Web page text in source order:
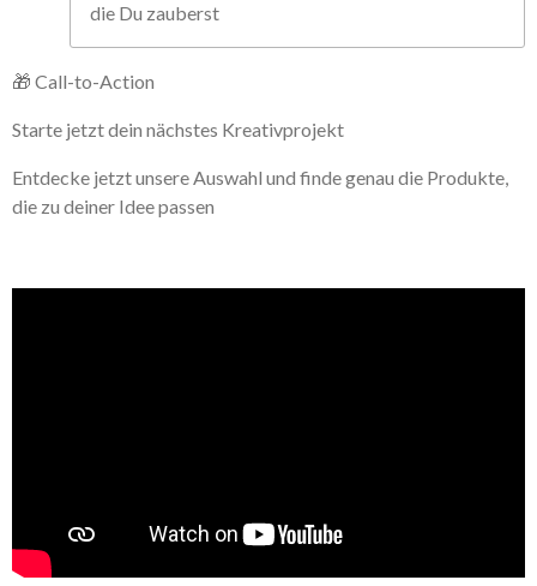
die Du zauberst
🎁 Call-to-Action
Starte jetzt dein nächstes Kreativprojekt
Entdecke jetzt unsere Auswahl und finde genau die Produkte,
die zu deiner Idee passen